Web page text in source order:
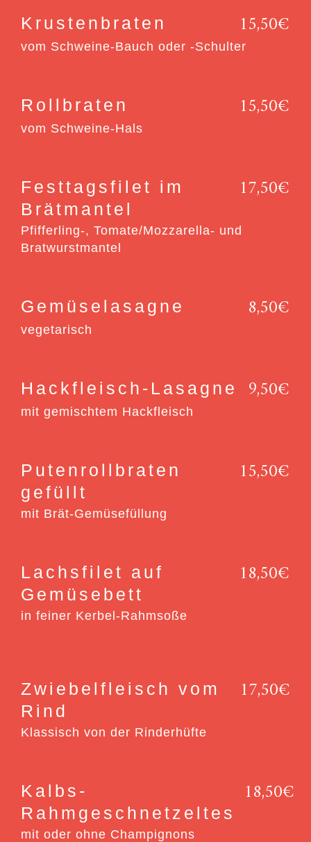
Krustenbraten 15,50€
vom Schweine-Bauch oder -Schulter
Rollbraten 15,50€
vom Schweine-Hals
Festtagsfilet im
Brätmantel
17,50€
Pfifferling-, Tomate/Mozzarella- und
Bratwurstmantel
Gemüselasagne 8,50€
vegetarisch
Hackfleisch-Lasagne 9,50€
mit gemischtem Hackfleisch
Putenrollbraten
gefüllt
15,50€
mit Brät-Gemüsefüllung
Lachsfilet auf
Gemüsebett
18,50€
in feiner Kerbel-Rahmsoße
Zwiebelfleisch vom
Rind
17,50€
Klassisch von der Rinderhüfte
Kalbs-
Rahmgeschnetzeltes
18,50€
mit oder ohne Champignons